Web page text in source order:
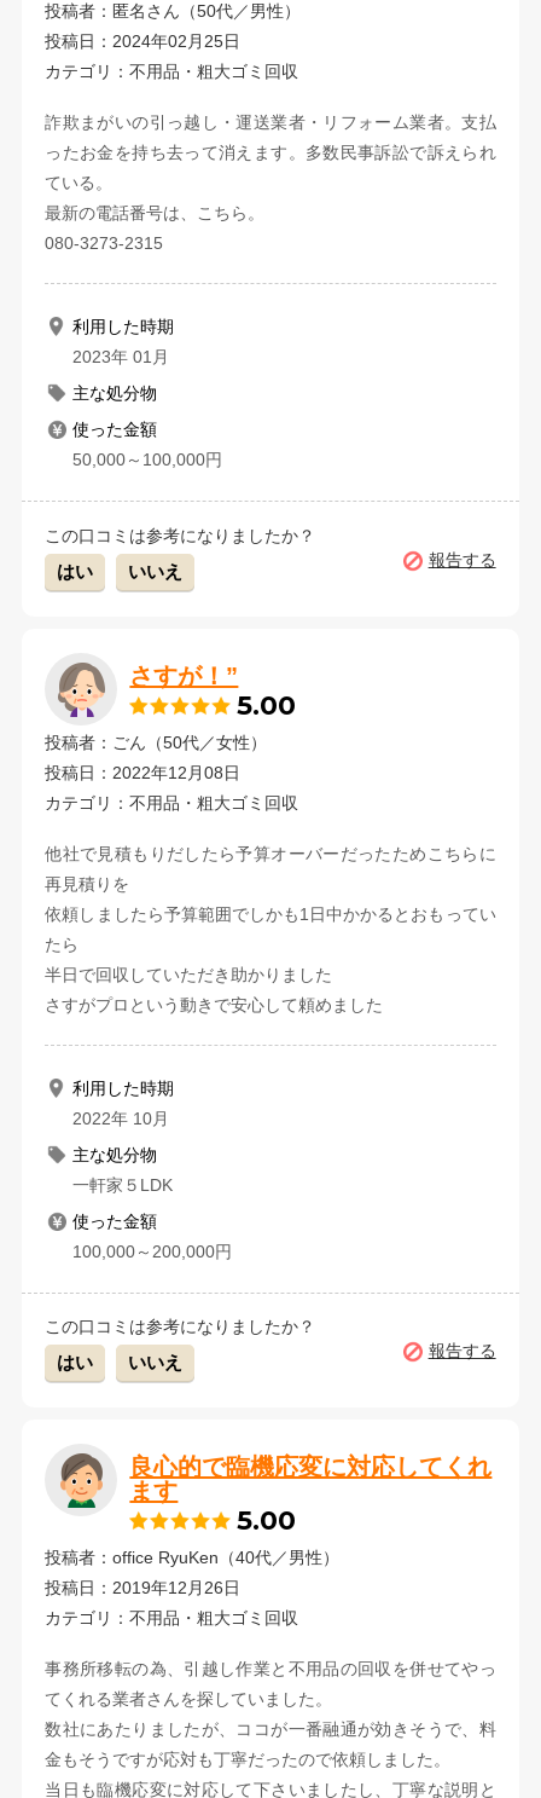
投稿者：匿名さん（50代／男性）
投稿日：2024年02月25日
カテゴリ：不用品・粗大ゴミ回収
詐欺まがいの引っ越し・運送業者・リフォーム業者。支払
ったお金を持ち去って消えます。多数民事訴訟で訴えられ
ている。
最新の電話番号は、こちら。
080-3273-2315
利用した時期
2023年 01月
主な処分物
使った金額
50,000～100,000円
この口コミは参考になりましたか？
はい いいえ
報告する
さすが！”
5.00
投稿者：ごん（50代／女性）
投稿日：2022年12月08日
カテゴリ：不用品・粗大ゴミ回収
他社で見積もりだしたら予算オーバーだったためこちらに
再見積りを
依頼しましたら予算範囲でしかも1日中かかるとおもってい
たら
半日で回収していただき助かりました
さすがプロという動きで安心して頼めました
利用した時期
2022年 10月
主な処分物
一軒家５LDK
使った金額
100,000～200,000円
この口コミは参考になりましたか？
はい いいえ
報告する
良心的で臨機応変に対応してくれ
ます
5.00
投稿者：office RyuKen（40代／男性）
投稿日：2019年12月26日
カテゴリ：不用品・粗大ゴミ回収
事務所移転の為、引越し作業と不用品の回収を併せてやっ
てくれる業者さんを探していました。
数社にあたりましたが、ココが一番融通が効きそうで、料
金もそうですが応対も丁寧だったので依頼しました。
当日も臨機応変に対応して下さいましたし、丁寧な説明と